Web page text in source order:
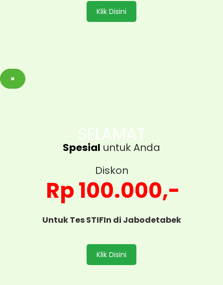
Klik Disini
×
SELAMAT
Spesial untuk Anda
Diskon
Rp 100.000,-
Untuk Tes STIFIn di Jabodetabek
Klik Disini